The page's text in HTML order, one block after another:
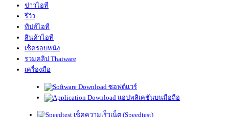
ข่าวไอที
รีวิว
ทิปส์ไอที
สินค้าไอที
เช็ครอบหนัง
รวมคลิป Thaiware
เครื่องมือ
ซอฟต์แวร์
แอปพลิเคชันบนมือถือ
เช็คความเร็วเน็ต (Speedtest)